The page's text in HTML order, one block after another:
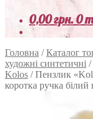
0,00грн.0
Головна /Каталог
художні синтетичні /
Kolos /Пензлик
коротка ручка білий